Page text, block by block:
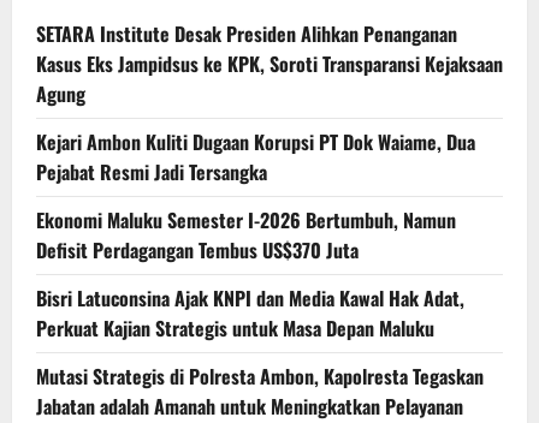
SETARA Institute Desak Presiden Alihkan Penanganan
Kasus Eks Jampidsus ke KPK, Soroti Transparansi Kejaksaan
Agung
Kejari Ambon Kuliti Dugaan Korupsi PT Dok Waiame, Dua
Pejabat Resmi Jadi Tersangka
Ekonomi Maluku Semester I-2026 Bertumbuh, Namun
Defisit Perdagangan Tembus US$370 Juta
Bisri Latuconsina Ajak KNPI dan Media Kawal Hak Adat,
Perkuat Kajian Strategis untuk Masa Depan Maluku
Mutasi Strategis di Polresta Ambon, Kapolresta Tegaskan
Jabatan adalah Amanah untuk Meningkatkan Pelayanan